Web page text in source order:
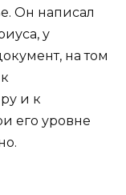
Он написал
у
на том
и к
его уровне